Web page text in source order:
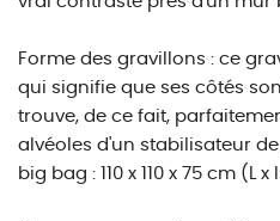
Forme des gravillons : ce
qui signifie que ses côtés
trouve, de ce fait,
alvéoles d'un stabilisateur
big bag : 110 x 110 x 75 cm (L x